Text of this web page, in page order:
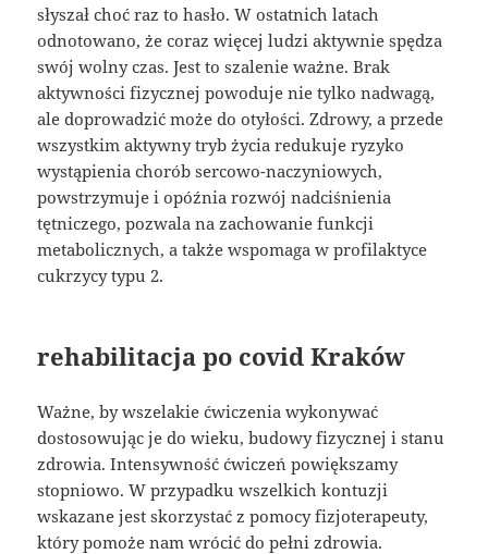
słyszał choć raz to hasło. W ostatnich latach
odnotowano, że coraz więcej ludzi aktywnie spędza
swój wolny czas. Jest to szalenie ważne. Brak
aktywności fizycznej powoduje nie tylko nadwagą,
ale doprowadzić może do otyłości. Zdrowy, a przede
wszystkim aktywny tryb życia redukuje ryzyko
wystąpienia chorób sercowo-naczyniowych,
powstrzymuje i opóźnia rozwój nadciśnienia
tętniczego, pozwala na zachowanie funkcji
metabolicznych, a także wspomaga w profilaktyce
cukrzycy typu 2.
rehabilitacja po covid Kraków
Ważne, by wszelakie ćwiczenia wykonywać
dostosowując je do wieku, budowy fizycznej i stanu
zdrowia. Intensywność ćwiczeń powiększamy
stopniowo. W przypadku wszelkich kontuzji
wskazane jest skorzystać z pomocy fizjoterapeuty,
który pomoże nam wrócić do pełni zdrowia.